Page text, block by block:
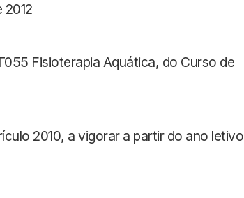
Fisioterapia Aquática, do Curso de
2010, a vigorar a partir do ano letivo